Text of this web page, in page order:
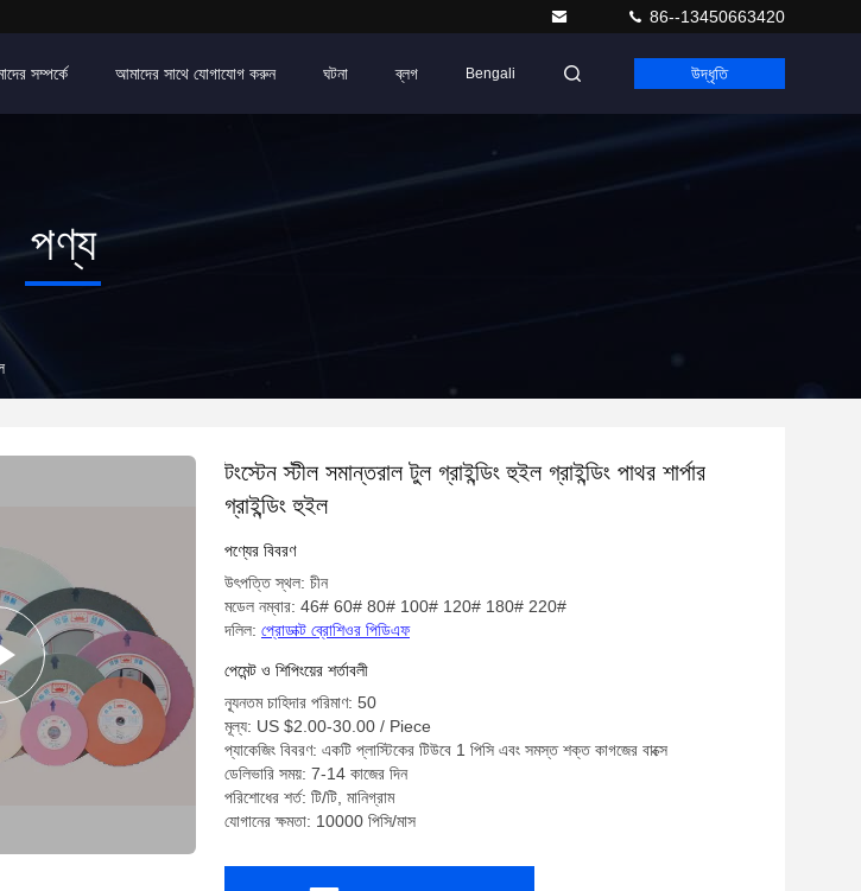
86--13450663420
সম্পর্কে আমাদের সাথে যোগাযোগ করুন ঘটনা ব্লগ Bengali উদ্ধৃতি
পণ্য
টংস্টেন স্টীল সমান্তরাল টুল গ্রাইন্ডিং হুইল গ্রাইন্ডিং পাথর শার্পার
গ্রাইন্ডিং হুইল
পণ্যের বিবরণ
উৎপত্তি স্থল: চীন
মডেল নম্বার: 46# 60# 80# 100# 120# 180# 220#
দলিল: প্রোডাক্ট ব্রোশিওর পিডিএফ
পেমেন্ট ও শিপিংয়ের শর্তাবলী
ন্যূনতম চাহিদার পরিমাণ: 50
মূল্য: US $2.00-30.00 / Piece
প্যাকেজিং বিবরণ: একটি প্লাস্টিকের টিউবে 1 পিসি এবং সমস্ত শক্ত কাগজের বাক্সে
ডেলিভারি সময়: 7-14 কাজের দিন
পরিশোধের শর্ত: টি/টি, মানিগ্রাম
যোগানের ক্ষমতা: 10000 পিসি/মাস